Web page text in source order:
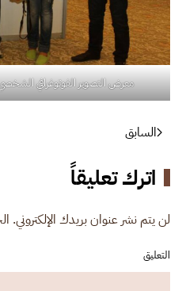
معرض التصوير الفوتوغرافي
السابق
اترك تعليقاً
لن يتم نشر عنوان بريدك الإلكتروني.
التعليق